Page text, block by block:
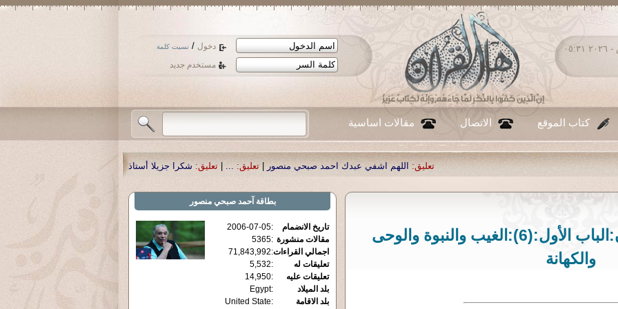
دخول / نسيت كلمة
مستخدم جديد
السبت ٠٨ - أغسطس - ٢٠٢٦ ٠٥:٣١
كتاب الموقع الاتصال مقالات اساسية
اللهم اشفي عبدك احمد صبحي منصور|تعليق: ...
|تعليق: شكرا جزيلا أستاذ حمد الحمد .أكرمكم الله .|تعليق:
عرض مقدمة ابن خلدون:الباب الأول:(6):الغيب والنبوة والوحى
والكهانة
بطاقة آحمد صبحي منصور
تاريخ الانضمام :
2006-07-05
مقالات منشورة :
5365
اجمالي القراءات:
71,843,992
تعليقات له
:
5,532
تعليقات عليه
:
14,950
بلد الميلاد
:
Egypt
بلد الاقامة
:
United State